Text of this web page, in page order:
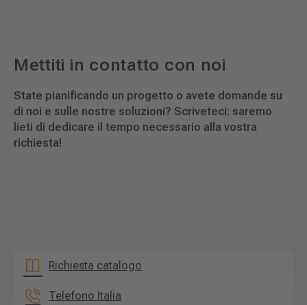
Mettiti in contatto con noi
State pianificando un progetto o avete domande su
di noi e sulle nostre soluzioni? Scriveteci: saremo
lieti di dedicare il tempo necessario alla vostra
richiesta!
Richiesta catalogo
Telefono Italia